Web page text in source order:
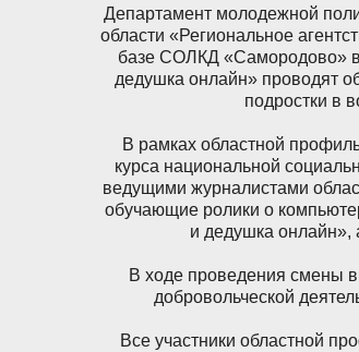
Департамент молодежной
области «Региональное
базе СОЛКД «Самородово»
дедушка онлайн» проводят
подростки в
В рамках областной
курса национальной
ведущими журналистами
обучающие ролики о
и дедушка онлайн»,
В ходе проведения смены
добровольческой
Все участники областной